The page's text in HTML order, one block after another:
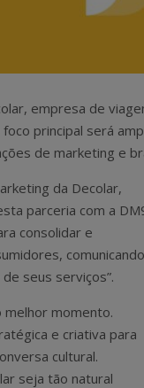
empresa de
principal será
de marketing e
da Decolar,
parceria com a
consolidar e
comunicando
seus serviços”.
melhor momento.
e criativa para
cultural.
seja tão natural